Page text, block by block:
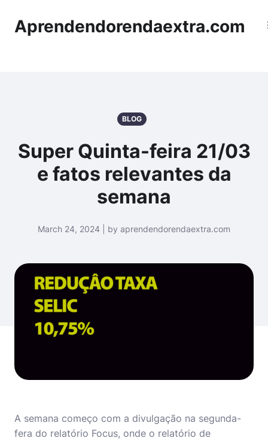
Aprendendorendaextra.com
BLOG
Super Quinta-feira 21/03
e fatos relevantes da
semana
March 24, 2024 | by aprendendorendaextra.com
A semana começo com a divulgação na segunda-
fera do relatório Focus, onde o relatório de